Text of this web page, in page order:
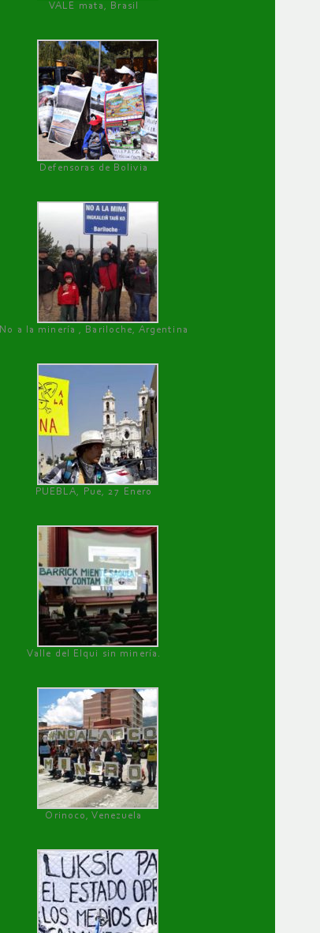
VALE mata, Brasil
Defensoras de Bolivia
No a la minería , Bariloche, Argentina
PUEBLA, Pue, 27 Enero
Valle del Elqui sin minería.
Orinoco, Venezuela